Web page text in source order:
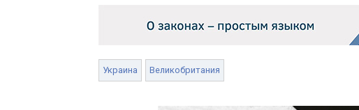
Украина Великобритания